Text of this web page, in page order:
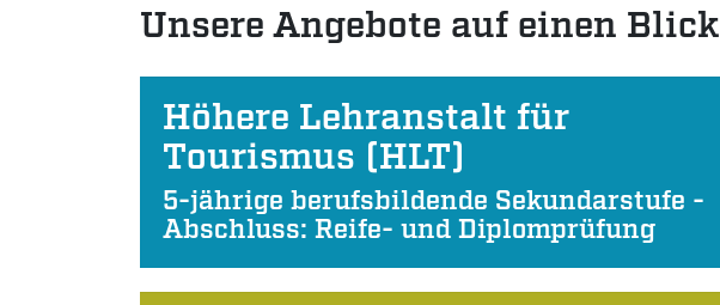
Unsere Angebote auf einen Blick
Höhere Lehranstalt für
Tourismus (HLT)
5-jährige berufsbildende Sekundarstufe -
Abschluss: Reife- und Diplomprüfung